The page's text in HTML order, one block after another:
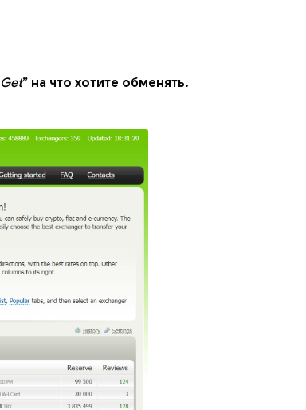
Get” на что хотите обменять.